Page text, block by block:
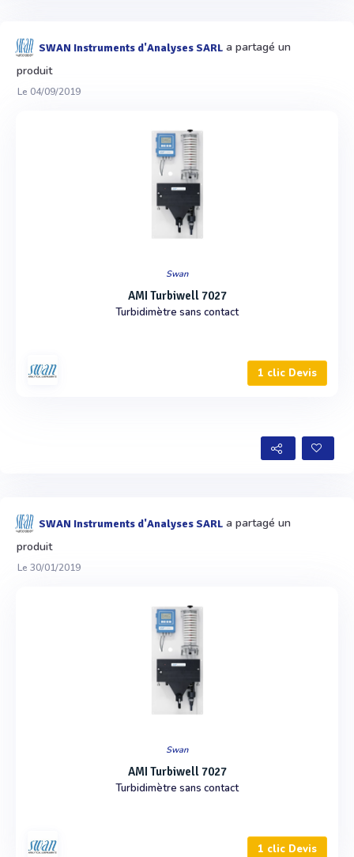
SWAN Instruments d'Analyses SARL a partagé un
produit
Le 04/09/2019
Swan
AMI Turbiwell 7027
Turbidimètre sans contact
1 clic Devis
SWAN Instruments d'Analyses SARL a partagé un
produit
Le 30/01/2019
Swan
AMI Turbiwell 7027
Turbidimètre sans contact
1 clic Devis